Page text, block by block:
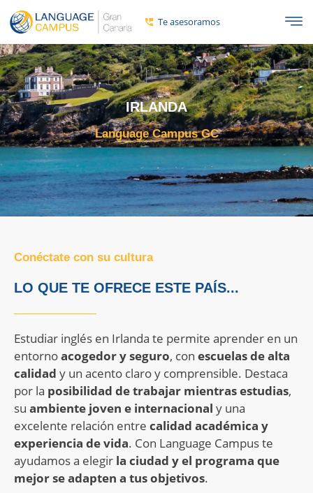
Te asesoramos
IRLANDA
Language Campus GC
Conéctate con su cultura
LO QUE TE OFRECE ESTE PAÍS...
Estudiar inglés en Irlanda te permite aprender en un
entornoacogedor y seguro, con escuelas de alta
calidad y un acento claro y comprensible. Destaca
por la posibilidad de trabajar mientras estudias,
su ambiente joven e internacional y una
excelente relación entre calidad académica y
experiencia de vida. Con Language Campus te
ayudamos a elegir la ciudad y el programa que
mejor se adapten a tus objetivos.